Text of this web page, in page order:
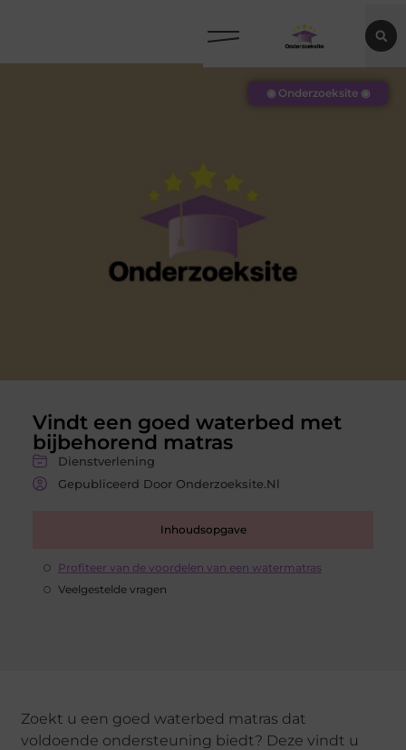
Vindt een goed waterbed met
bijbehorend matras
Dienstverlening
Gepubliceerd Door Onderzoeksite.nl
Inhoudsopgave
Profiteer van de voordelen van een watermatras
Veelgestelde vragen
◉ Onderzoeksite ◉
Zoekt u een goed waterbed matras dat
voldoende ondersteuning biedt? Deze vindt u